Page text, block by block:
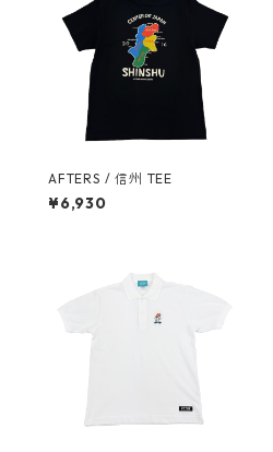
AFTERS / 信州 TEE
¥6,930